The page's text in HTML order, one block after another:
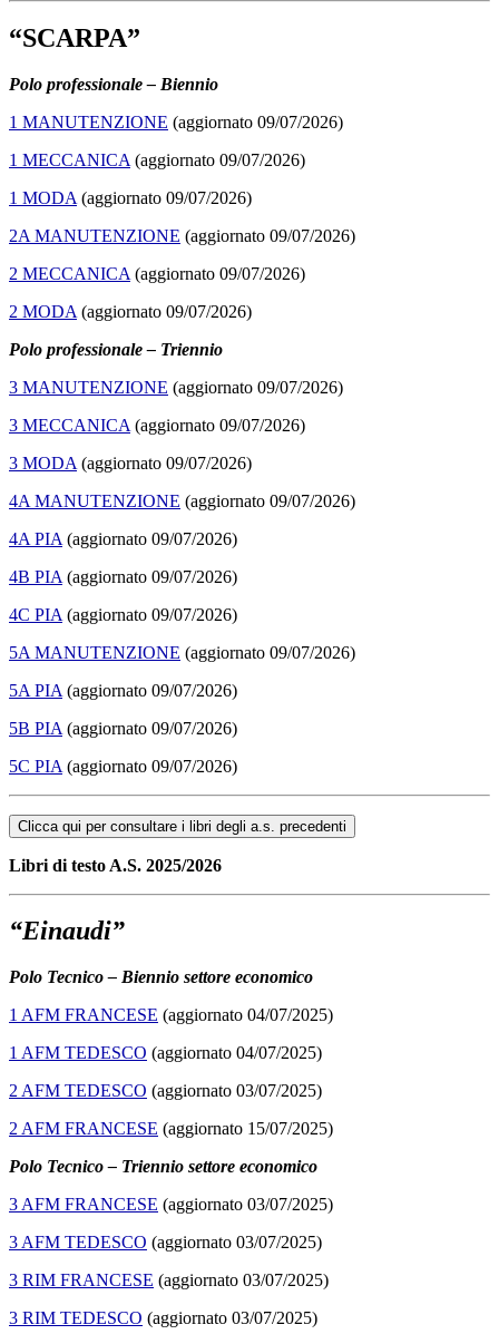
“SCARPA”
Polo professionale – Biennio
1 MANUTENZIONE (aggiornato 09/07/2026)
1 MECCANICA (aggiornato 09/07/2026)
1 MODA (aggiornato 09/07/2026)
2A MANUTENZIONE (aggiornato 09/07/2026)
2 MECCANICA (aggiornato 09/07/2026)
2 MODA (aggiornato 09/07/2026)
Polo professionale – Triennio
3 MANUTENZIONE (aggiornato 09/07/2026)
3 MECCANICA (aggiornato 09/07/2026)
3 MODA (aggiornato 09/07/2026)
4A MANUTENZIONE (aggiornato 09/07/2026)
4A PIA (aggiornato 09/07/2026)
4B PIA (aggiornato 09/07/2026)
4C PIA (aggiornato 09/07/2026)
5A MANUTENZIONE (aggiornato 09/07/2026)
5A PIA (aggiornato 09/07/2026)
5B PIA (aggiornato 09/07/2026)
5C PIA (aggiornato 09/07/2026)
Clicca qui per consultare i libri degli a.s. precedenti
Libri di testo A.S. 2025/2026
“Einaudi”
Polo Tecnico – Biennio settore economico
1 AFM FRANCESE (aggiornato 04/07/2025)
1 AFM TEDESCO (aggiornato 04/07/2025)
2 AFM TEDESCO (aggiornato 03/07/2025)
2 AFM FRANCESE (aggiornato 15/07/2025)
Polo Tecnico – Triennio settore economico
3 AFM FRANCESE (aggiornato 03/07/2025)
3 AFM TEDESCO (aggiornato 03/07/2025)
3 RIM FRANCESE (aggiornato 03/07/2025)
3 RIM TEDESCO (aggiornato 03/07/2025)